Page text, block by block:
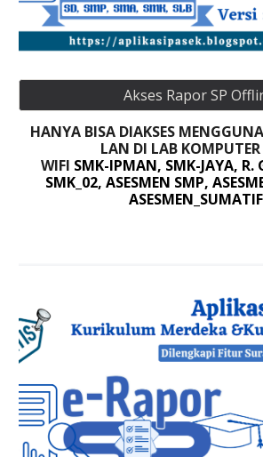
Akses Rapor SP
HANYA BISA DIAKSES
LAN DI LAB
WIFI SMK-IPMAN, SMK-JAYA, R.
SMK_02, ASESMEN SMP,
ASESMEN_SUMATIF